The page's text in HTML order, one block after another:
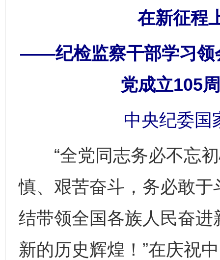
在新征程
——纪检监察干部学习领
党成立105
中央纪委国
“全党同志务必不忘初
慎、艰苦奋斗，务必敢
结带领全国各族人民奋
新的历史辉煌！”在庆祝